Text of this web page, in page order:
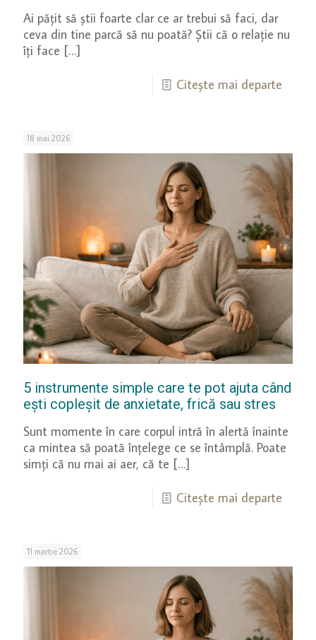
Ai pățit să știi foarte clar ce ar trebui să faci, dar
ceva din tine parcă să nu poată? Știi că o relație nu
îți face […]
Citește mai departe
18 mai 2026
5 instrumente simple care te pot ajuta când
ești copleșit de anxietate, frică sau stres
Sunt momente în care corpul intră în alertă înainte
ca mintea să poată înțelege ce se întâmplă. Poate
simți că nu mai ai aer, că te […]
Citește mai departe
11 martie 2026